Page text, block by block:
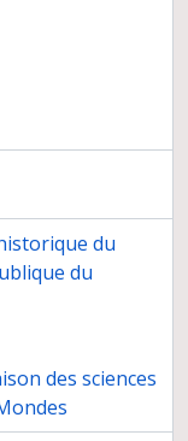
ou consultatives
du
du
des sciences